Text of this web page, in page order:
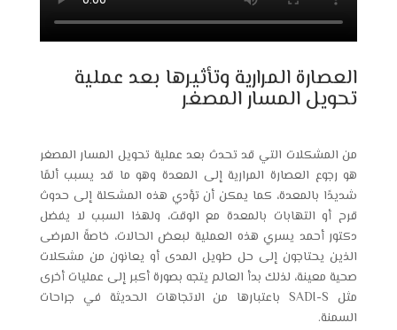
العصارة المرارية وتأثيرها بعد عملية
تحويل المسار المصغر
من المشكلات التي قد تحدث بعد عملية تحويل المسار المصغر
هو رجوع العصارة المرارية إلى المعدة وهو ما قد يسبب ألمًا
شديدًا بالمعدة، كما يمكن أن تؤدي هذه المشكلة إلى حدوث
قرح أو التهابات بالمعدة مع الوقت، ولهذا السبب لا يفضل
دكتور أحمد يسري هذه العملية لبعض الحالات، خاصةً المرضى
الذين يحتاجون إلى حل طويل المدى أو يعانون من مشكلات
صحية معينة، لذلك بدأ العالم يتجه بصورة أكبر إلى عمليات أخرى
مثل SADI-S باعتبارها من الاتجاهات الحديثة في جراحات
السمنة.